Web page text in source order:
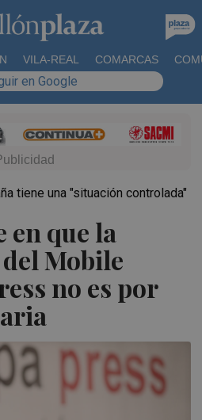
VILA-REAL COMARCAS
en Google
en que la
Mobile
no es por
tiene una "situación controlada"